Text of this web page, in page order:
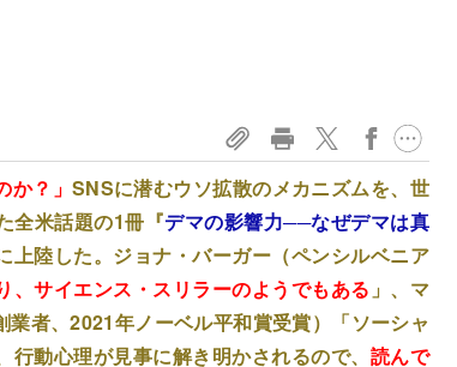
？」 SNSに潜むウソ拡散のメカニズムを、世
全米話題の1冊『デマの影響力──なぜデマは真
上陸した。ジョナ・バーガー（ペンシルベニア
、サイエンス・スリラーのようでもある 」、マ
者、2021年ノーベル平和賞受賞）「ソーシャ
動心理が見事に解き明かされるので、 読んで